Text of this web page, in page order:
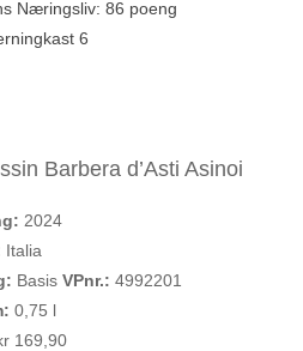
Næringsliv: 86 poeng
6
Barbera d’Asti Asinoi
2024
Italia
Basis VPnr.: 4992201
0,75 l
169,90